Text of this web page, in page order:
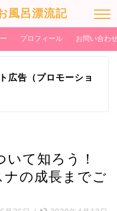
風呂漂流記
プロフィール お問い合わ
広告（プロモーショ
て知ろう！
ナの成長までご